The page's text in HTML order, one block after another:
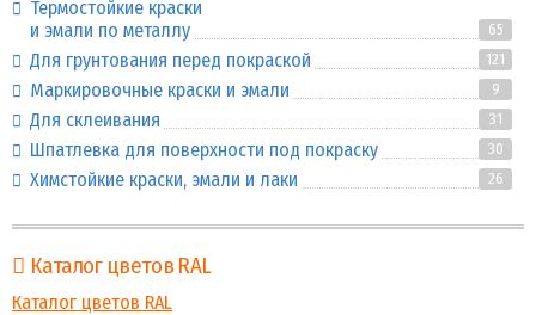
Термостойкие краски
и эмали по металлу
65
Для грунтования перед покраской 121
Маркировочные краски и эмали 9
Для склеивания 31
Шпатлевка для поверхности под покраску 30
Химстойкие краски, эмали и лаки 26
Каталог цветов RAL
Каталог цветов RAL